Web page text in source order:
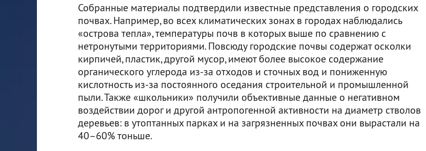
Собранные материалы подтвердили известные представления о городских
почвах. Например, во всех климатических зонах в городах наблюдались
«острова тепла», температуры почв в которых выше по сравнению с
нетронутыми территориями. Повсюду городские почвы содержат осколки
кирпичей, пластик, другой мусор, имеют более высокое содержание
органического углерода из-за отходов и сточных вод и пониженную
кислотность из-за постоянного оседания строительной и промышленной
пыли. Также «школьники» получили объективные данные о негативном
воздействии дорог и другой антропогенной активности на диаметр стволов
деревьев: в утоптанных парках и на загрязненных почвах они вырастали на
40–60% тоньше.